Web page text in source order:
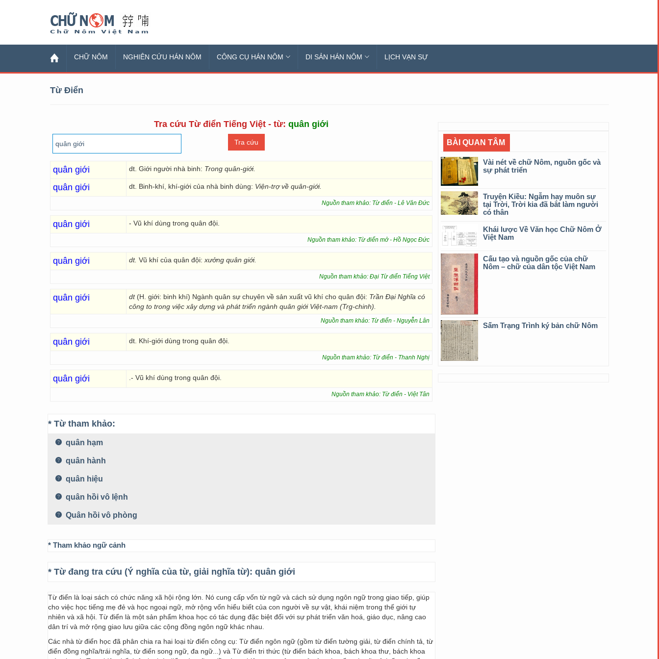
CHỮ NÔM NGHIÊN CỨU HÁN NÔM CÔNG CỤ HÁN NÔM DI SẢN HÁN NÔM LỊCH VẠN SỰ
Từ Điển
Tra cứu Từ điển Tiếng Việt - từ:quân giới
quân giới dt. Giới người nhà binh: Trong quân-giới.
quân giới dt. Binh-khí, khí-giới của nhà binh dùng: Viện-trợ về quân-giới.
Nguồn tham khảo: Từ điển - Lê Văn Đức
quân giới - Vũ khí dùng trong quân đội.
Nguồn tham khảo: Từ điển mở - Hồ Ngọc Đức
quân giới dt. Vũ khí của quân đội: xưởng quân giới.
Nguồn tham khảo: Đại Từ điển Tiếng Việt
quân giới dt (H. giới: binh khí) Ngành quân sự chuyên về sản xuất vũ khí cho quân đội: Trần Đại Nghĩa có
công to trong việc xây dựng và phát triển ngành quân giới Việt-nam (Trg-chinh).
Nguồn tham khảo: Từ điển - Nguyễn Lân
quân giới dt. Khí-giới dùng trong quân đội.
Nguồn tham khảo: Từ điển - Thanh Nghị
quân giới .- Vũ khí dùng trong quân đội.
Nguồn tham khảo: Từ điển - Việt Tân
* Từ tham khảo:
quân hạm
quân hành
quân hiệu
quân hồi vô lệnh
Quân hồi vô phòng
* Tham khảo ngữ cảnh
* Từ đang tra cứu (Ý nghĩa của từ, giải nghĩa từ): quân giới
Từ điển là loại sách có chức năng xã hội rộng lớn. Nó cung cấp vốn từ ngữ và cách sử dụng ngôn ngữ trong giao tiếp, giúp
cho việc học tiếng mẹ đẻ và học ngoại ngữ, mở rộng vốn hiểu biết của con người về sự vật, khái niệm trong thế giới tự
nhiên và xã hội. Từ điển là một sản phẩm khoa học có tác dụng đặc biệt đối với sự phát triển văn hoá, giáo dục, nâng cao
dân trí và mở rộng giao lưu giữa các cộng đồng ngôn ngữ khác nhau.
Các nhà từ điển học đã phân chia ra hai loại từ điển công cụ: Từ điển ngôn ngữ (gồm từ điển tường giải, từ điển chính tả, từ
điển đồng nghĩa/trái nghĩa, từ điển song ngữ, đa ngữ...) và Từ điển tri thức (từ điển bách khoa, bách khoa thư, bách khoa
BÀI QUAN TÂM
Vài nét về chữ Nôm, nguồn gốc và
sự phát triển
Truyện Kiều: Ngẫm hay muôn sự
tại Trời, Trời kia đã bắt làm người
có thân
Khái lược Về Văn học Chữ Nôm Ở
Việt Nam
Cấu tạo và nguồn gốc của chữ
Nôm – chữ của dân tộc Việt Nam
Sấm Trạng Trình ký bản chữ Nôm